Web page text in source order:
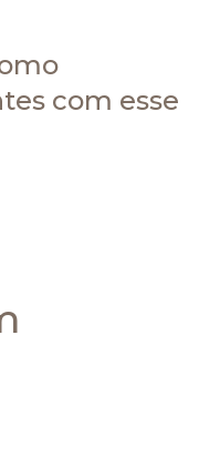
com esse